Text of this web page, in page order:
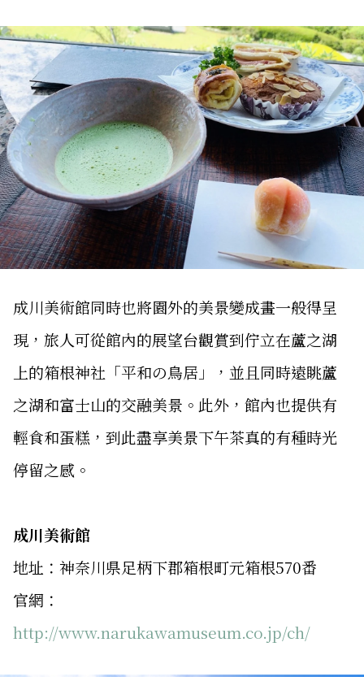
成川美術館同時也將園外的美景變成畫一般得呈
現，旅人可從館內的展望台觀賞到佇立在蘆之湖
上的箱根神社「平和の鳥居」，並且同時遠眺蘆
之湖和富士山的交融美景。此外，館內也提供有
輕食和蛋糕，到此盡享美景下午茶真的有種時光
停留之感。
成川美術館
地址：神奈川県足柄下郡箱根町元箱根570番
官網：
http://www.narukawamuseum.co.jp/ch/